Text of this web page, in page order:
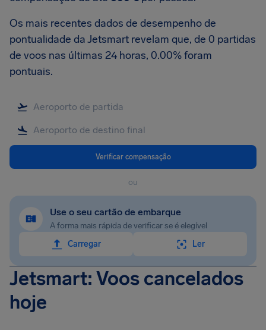
Os mais recentes dados de desempenho de
pontualidade da Jetsmart revelam que, de 0 partidas
de voos nas últimas 24 horas, 0.00% foram
pontuais.
Verificar compensação
ou
Use o seu cartão de embarque
A forma mais rápida de verificar se é elegível
Carregar
Ler
Jetsmart: Voos cancelados
hoje